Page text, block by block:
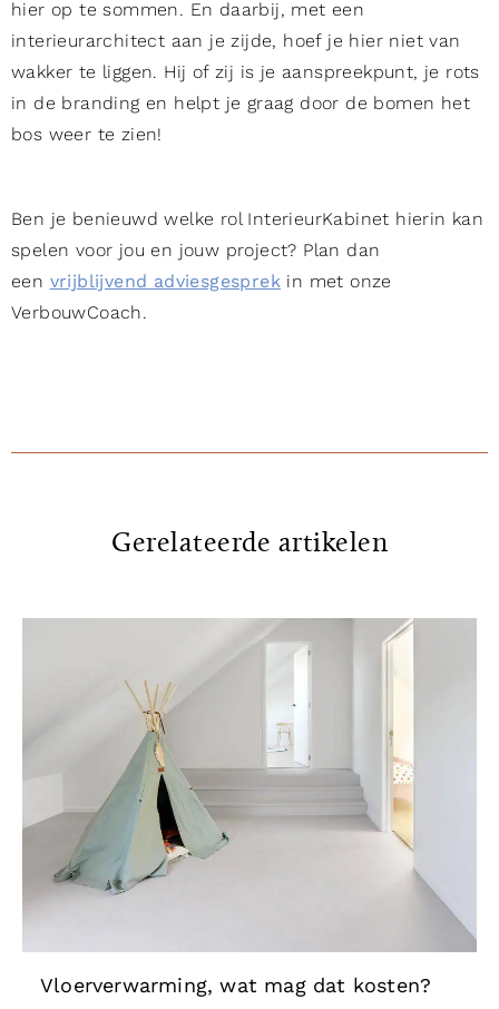
hier op te sommen. En daarbij, met een
interieurarchitect aan je zijde, hoef je hier niet van
wakker te liggen. Hij of zij is je aanspreekpunt, je rots
in de branding en helpt je graag door de bomen het
bos weer te zien!
Ben je benieuwd welke rol InterieurKabinet hierin kan
spelen voor jou en jouw project? Plan dan
een vrijblijvend adviesgesprek in met onze
VerbouwCoach.
Gerelateerde artikelen
Vloerverwarming, wat mag dat kosten?